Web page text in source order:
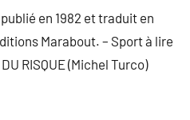
en 1982 et traduit en
Marabout. – Sport à lire
DU RISQUE (Michel Turco)